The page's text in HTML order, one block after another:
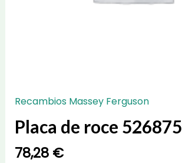
Recambios Massey Ferguson
Placa de roce 526875
78,28 €